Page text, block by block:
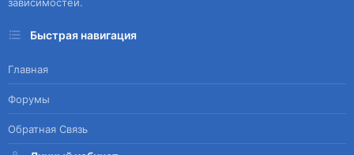
Быстрая навигация
Главная
Форумы
Обратная Связь